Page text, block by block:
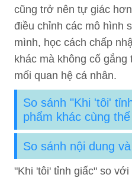
cũng trở nên tự giác
điều chỉnh các mô hình
mình, học cách chấp
khác mà không cố
mối quan hệ cá nhân.
So sánh "Khi 'tôi'
phẩm khác cùng thể
So sánh nội dung
"Khi 'tôi' tỉnh giấc" so với